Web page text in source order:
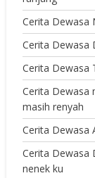
Cerita Dewasa
Cerita Dewasa
Cerita Dewasa
Cerita Dewasa
masih renyah
Cerita Dewasa
Cerita Dewasa
nenek ku